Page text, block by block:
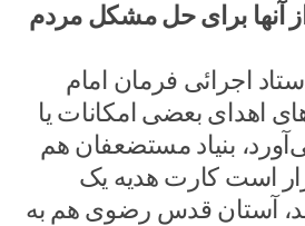
آنها برای حل مشکل مردم
اجرائی فرمان امام
اهدای بعضی امکانات یا
بنیاد مستضعفان هم
است کارت هدیه یک
آستان قدس رضوی هم به